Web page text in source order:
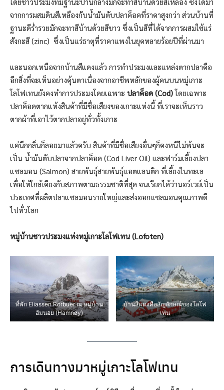
จากการผสมดินสีเหลืองกับน้ำมันตับปลาค็อคที่ราคาสูงกว่า ส่วนบ้านที่
ฐานะดีร่ำรวยมักจะทาสีบ้านด้วยสีขาว ซึ่งเป็นสีที่ได้จากการผสมใช้แร่
สังกะสี (zinc) ซึ่งเป็นแร่ธาตุที่ราคาแพงในยุคหลายร้อยปีที่ผ่านมา
และนอกเหนือจากบ้านสีแดงแล้ว การทำประมงและแหล่งตากปลาคือ
อีกสิ่งที่จะเห็นอย่างคุ้นตาเนื่องจากอาชีพหลักของผู้คนบนหมู่เกาะ
โลโฟเทนยังคงทำการประมงโดยเฉพาะ ปลาค็อด (Cod)โดยเฉพาะ
ปลาค็อดตากแห้งสินค้าที่มีชื่อเสียงของเกาะแห่งนี้ ที่เราจะเห็นราว
ตากผ้าที่เอาไว้ตากปลาอยู่ทั่วทั้งเกาะ
แค่นึกกลิ่นก็ลอยมาแล้วครับ สินค้าที่มีชื่อเสียงอื่นๆก็คงหนีไม่พ้นจะ
เป็น น้ำมันตับปลาจากปลาค็อด (Cod Liver Oil) และฟาร์มเลี้ยงปลา
แซลมอน (Salmon) สายพันธุ์สายพันธุ์แอตแลนติก ที่เลี้ยงในทะเล
เพื่อให้ใกล้เคียงกับสภาพตามธรรมชาติที่สุด จนเรียกได้ว่านอร์เวย์เป็น
ประเทศที่ผลิตปลาแซลมอนรายใหญ่และส่งออกแซลมอนคุณภาพดี
ไปทั่วโลก
หมู่บ้านชาวประมงแห่งหมู่เกาะโลโฟเทน (Lofoten)
ที่พัก Eliassen Rorbuer ณ หมู่บ้าน
ฮัมนอย (Hamnøy)
บ้านสีแดงคือสัญลักษณ์ของโลโฟ
เทน
การเดินทางมาหมู่เกาะโลโฟเทน